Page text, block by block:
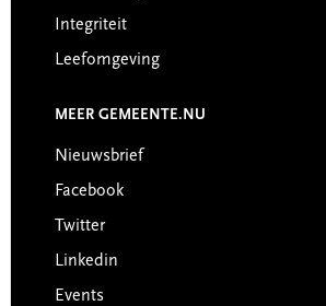
Integriteit
Leefomgeving
MEER GEMEENTE.NU
Nieuwsbrief
Facebook
Twitter
Linkedin
Events